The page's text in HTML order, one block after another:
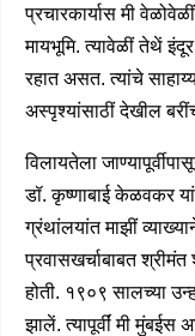
प्रचारकार्यास मी
मायभूमि. त्यावेळीं तेथें
रहात असत. त्यांचे
अस्पृश्यांसाठीं देखील
विलायतेला
डॉ. कृष्णाबाई केळवकर
ग्रंथांलयांत माझीं
प्रवासखर्चाबाबत
होती. १९०९ सालच्या
झालें. त्यापूर्वीं मी मुंबईस